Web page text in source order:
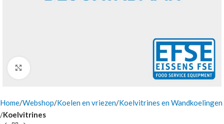
Home Webshop Koelen en vriezen Koelvitrines en Wandkoelingen
Koelvitrines